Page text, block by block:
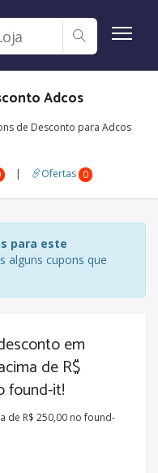
Adcos
de Desconto para Adcos
| Ofertas 0
para este
alguns cupons que
em
de R$
found-it!
de R$ 250,00 no found-